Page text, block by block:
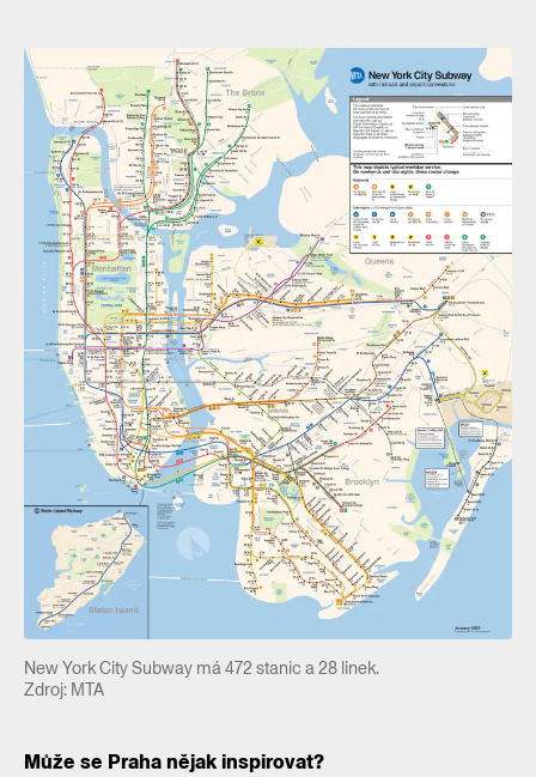
New York City Subway má 472 stanic a 28 linek.
Zdroj: MTA
Může se Praha nějak inspirovat?